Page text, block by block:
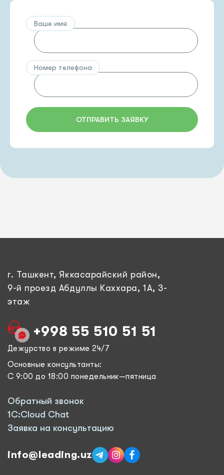
Ваше имя
Номер телефона
ОТПРАВИТЬ ЗАЯВКУ
г. Ташкент, Яккасарайский район,
9-й проезд Абдуллы Каххара, 1А, 3-
этаж
+998 55 510 51 51
Дежурство в режиме 24/7
Основные консультанты:
С 9:00 до 18:00 понедельник—пятница
Обратный звонок
1C:Cloud Chat
Заявка на консультацию
info@leading.uz